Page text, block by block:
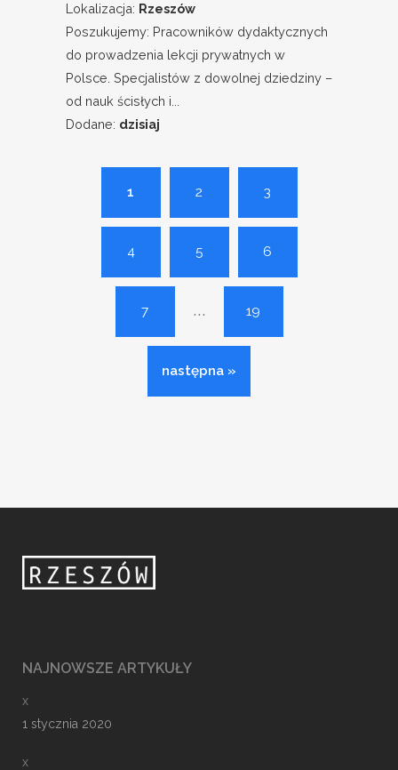
Lokalizacja: Rzeszów
Poszukujemy: Pracowników dydaktycznych
do prowadzenia lekcji prywatnych w
Polsce. Specjalistów z dowolnej dziedziny –
od nauk ścisłych i...
Dodane: dzisiaj
1 2 3
4 5 6
7 ... 19
następna »
NAJNOWSZE ARTYKUŁY
x
1 stycznia 2020
x